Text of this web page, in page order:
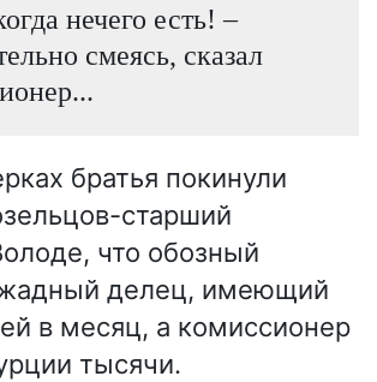
нечего есть! –
смеясь, сказал
братья покинули
старший
что обозный
делец, имеющий
в месяц, а комиссионер
тысячи.